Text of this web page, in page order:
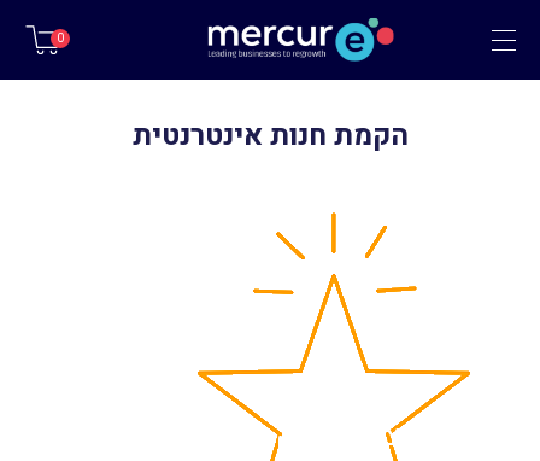
תפריט 0
הקמת חנות אינטרנטית
מיתוג ויצירת שפה גרפית